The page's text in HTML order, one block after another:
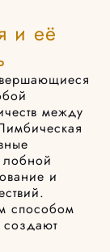
и её
между
лобной
и
способом